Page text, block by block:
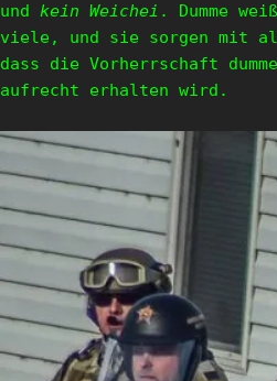
und kein Weichei . Dumme
viele, und sie sorgen mit
dass die Vorherrschaft
aufrecht erhalten wird.